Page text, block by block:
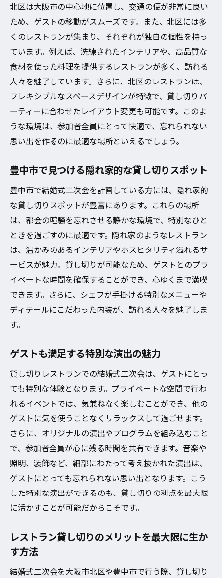
レストランスタッフとのコミュニケーショ
ンがカギ
二次会プランのカスタマイズ方法
大阪市北区と豊中市で注目の結婚式二次会貸し
切りレストラン特集
北区で話題のモダンレストランとは
豊中市で人気のカジュアルダイニング
特別な日を演出するための高級レストラン
ゲストと共に楽しむアットホームなレスト
音響設備が充実したおすすめレストラン
イベントに最適な多目的スペースの紹介
結婚式二次会貸し切りが叶えるゲストとのプラ
イベートな時間の魅力
貸し切り空間で実現する親密なひととき
ゲストの心に残るあたたかいおもてなし
プライベート空間だからこそ可能な演出
特別な瞬間を共有するためのサプライズ
ゲスト参加型のイベントで絆を深める
実現するポイント
理想の二次会を叶えるための事前準備
貸し切りレストランの選び方と予約のコツ
大阪市北区ならではの特別演出アイデア
ゲストを魅了するためのプログラム作り
二次会のテーマに合わせたデコレーション
笑顔溢れるひとときを演出するために
豊中市で特別な結婚式二次会貸し切りレストラ
ンの選び方ガイド
豊中市の隠れ家的レストランを探す方法
貸し切りプランの比較と選定ポイント
豊中市での二次会を盛り上げる企画
北区は大阪市の中心地に位置し、交通の便が非常に良い
ため、ゲストの移動がスムーズです。また、北区には多
くのレストランが集まり、それぞれが独自の個性を持っ
ています。例えば、洗練されたインテリアや、高品質な
食材を使った料理を提供するレストランが多く、訪れる
人々を魅了しています。さらに、北区のレストランは、
フレキシブルなスペースデザインが特徴で、貸し切りパ
ーティーに合わせたレイアウト変更も可能です。このよ
うな環境は、参加者全員にとって快適で、忘れられない
思い出を作るのに最適な場所といえるでしょう。
豊中市で見つける隠れ家的な貸し切りスポット
豊中市で結婚式二次会を計画している方には、隠れ家的
な貸し切りスポットが豊富にあります。これらの場所
は、都会の喧騒を忘れさせる静かな環境で、特別なひと
ときを過ごすのに最適です。隠れ家のようなレストラン
は、温かみのあるインテリアやホスピタリティ溢れるサ
ービスが魅力。貸し切りが可能なため、ゲストとのプラ
イベートな時間を確保することができ、心ゆくまで満喫
できます。さらに、シェフが手掛ける特別なメニューや
ディテールにこだわった内装が、訪れる人々を魅了しま
す。
ゲストも満足する特別な演出の魅力
貸し切りレストランでの結婚式二次会は、ゲストにとっ
ても特別な体験となります。プライベートな空間で行わ
れるイベントでは、気兼ねなく楽しむことができ、他の
ゲストに気を使うことなくリラックスして過ごせます。
さらに、オリジナルの演出やプログラムを組み込むこと
で、参加者全員が心に残る時間を共有できます。音楽や
照明、装飾など、細部にわたって考え抜かれた演出は、
ゲストにとっても忘れられない思い出となります。こう
した特別な演出ができるのも、貸し切りの利点を最大限
に活かすことが可能だからこそです。
レストラン貸し切りのメリットを最大限に生か
す方法
結婚式二次会を大阪市北区や豊中市で行う際、貸し切り